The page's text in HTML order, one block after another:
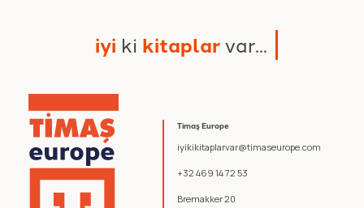
Timaş Europe
iyikikitaplarvar@timaseurope.com
+32 469 14 72 53
Bremakker 20
iyi ki kitaplarvar...